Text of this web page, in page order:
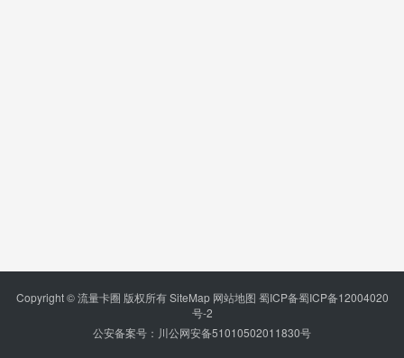
Copyright © 流量卡圈 版权所有SiteMap 网站地图 蜀ICP备蜀ICP备12004020
号-2
公安备案号：川公网安备51010502011830号